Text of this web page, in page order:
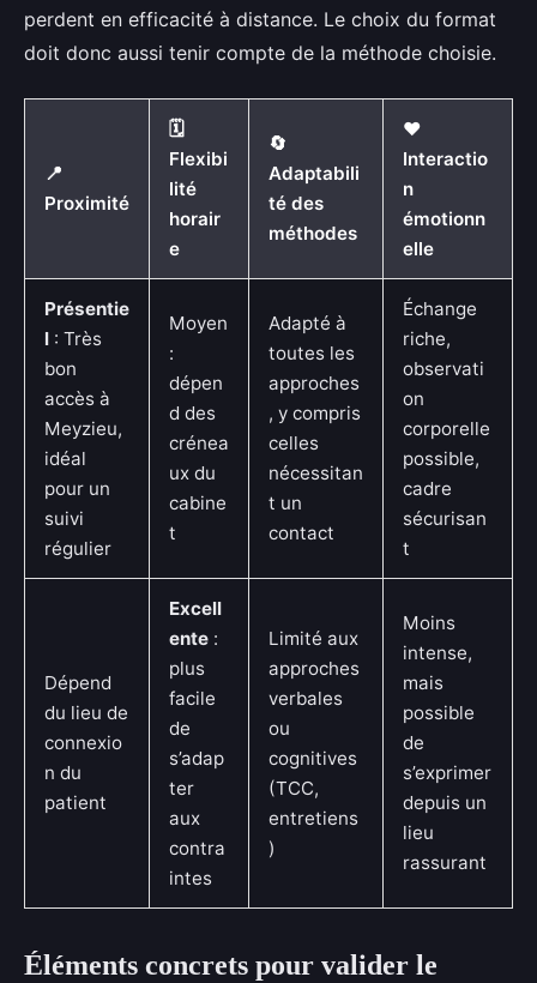
perdent en efficacité à distance. Le choix du format
doit donc aussi tenir compte de la méthode choisie.
📍
Proximité
🗓️
Flexibi
lité
horair
e
🔄
Adaptabili
té des
méthodes
❤️
Interactio
n
émotionn
elle
Présentie
l : Très
bon
accès à
Meyzieu,
idéal
pour un
suivi
régulier
Moyen
:
dépen
d des
crénea
ux du
cabine
t
Adapté à
toutes les
approches
, y compris
celles
nécessitan
t un
contact
Échange
riche,
observati
on
corporelle
possible,
cadre
sécurisan
t
Dépend
du lieu de
connexio
n du
patient
Excell
ente :
plus
facile
de
s’adap
ter
aux
contra
intes
Limité aux
approches
verbales
ou
cognitives
(TCC,
entretiens
)
Moins
intense,
mais
possible
de
s’exprimer
depuis un
lieu
rassurant
Éléments concrets pour valider le